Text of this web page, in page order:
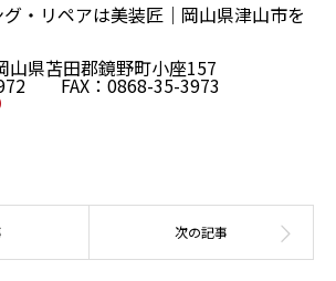
・リペアは美装匠｜岡山県津山市を
県苫田郡鏡野町小座157
FAX：0868-35-3973